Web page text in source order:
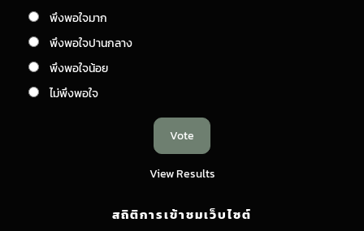
พึงพอใจมาก
พึงพอใจปานกลาง
พึงพอใจน้อย
ไม่พึงพอใจ
View Results
สถิติการเข้าชมเว็บไซต์